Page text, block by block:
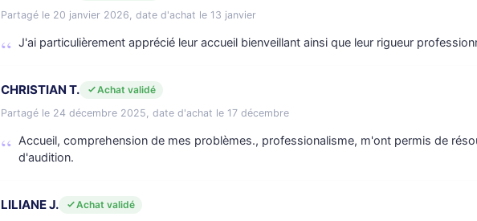
Partagé le 20 janvier 2026, date d'achat le 13 janvier
J'ai particulièrement apprécié leur accueil bienveillant ainsi que leur rigueur
CHRISTIAN T.
Achat validé
Partagé le 24 décembre 2025, date d'achat le 17 décembre
Accueil, comprehension de mes problèmes., professionalisme, m'ont permis de
d'audition.
LILIANE J.
Achat validé